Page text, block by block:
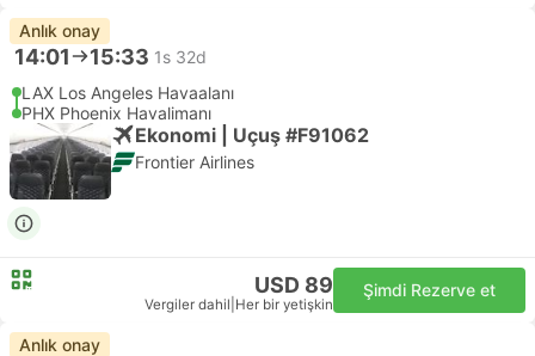
Anlık onay
14:01 15:33 1s 32d
LAX Los Angeles Havaalanı
PHX Phoenix Havalimanı
Ekonomi | Uçuş #F91062
Frontier Airlines
USD 89
Vergiler dahil Her bir yetişkin
Şimdi Rezerve et
Anlık onay